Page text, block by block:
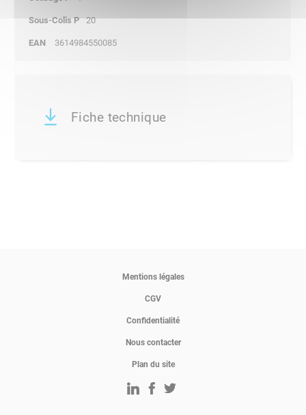
20
3614984550085
Fiche technique
Mentions légales
CGV
Confidentialité
Nous contacter
Plan du site